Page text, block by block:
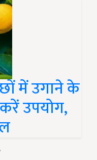
में उगाने के
उपयोग,